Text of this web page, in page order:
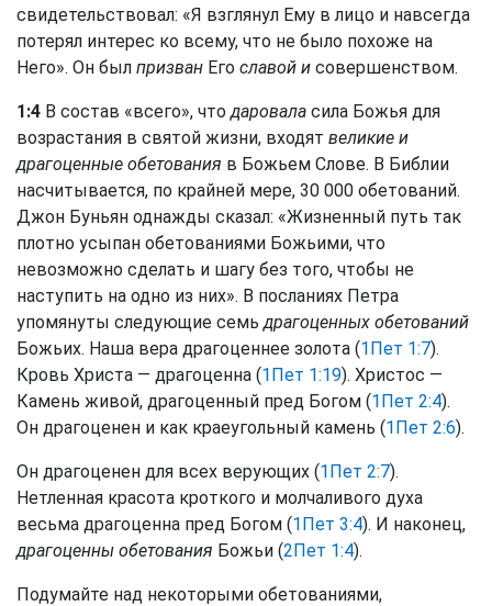
свидетельствовал: «Я взглянул Ему в лицо и навсегда
потерял интерес ко всему, что не было похоже на
Него». Он был призван Его славой и совершенством.
1:4 В состав «всего», чтодаровала сила Божья для
возрастания в святой жизни, входят великие и
драгоценные обетования в Божьем Слове. В Библии
насчитывается, по крайней мере, 30 000 обетований.
Джон Буньян однажды сказал: «Жизненный путь так
плотно усыпан обетованиями Божьими, что
невозможно сделать и шагу без того, чтобы не
наступить на одно из них». В посланиях Петра
упомянуты следующие семьдрагоценных обетований
Божьих. Наша вера драгоценнее золота (1Пет 1:7).
Кровь Христа — драгоценна (1Пет 1:19). Христос —
Камень живой, драгоценный пред Богом (1Пет 2:4).
Он драгоценен и как краеугольный камень (1Пет 2:6).
Он драгоценен для всех верующих (1Пет 2:7).
Нетленная красота кроткого и молчаливого духа
весьма драгоценна пред Богом (1Пет 3:4). И наконец,
драгоценны обетования Божьи (2Пет 1:4).
Подумайте над некоторыми обетованиями,